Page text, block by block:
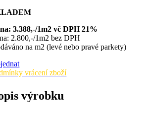
3.388,-/1m2 vč DPH 21%
2.800,-/1m2 bez DPH
na m2 (levé nebo pravé parkety)
vrácení zboží
výrobku